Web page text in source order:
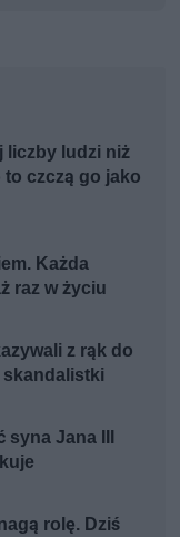
liczby ludzi niż
to czczą go jako
Każda
raz w życiu
z rąk do
skandalistki
syna Jana III
rolę. Dziś